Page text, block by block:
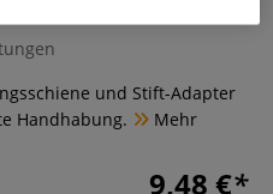
und Stift-Adapter
Handhabung.
Mehr
9,48 €